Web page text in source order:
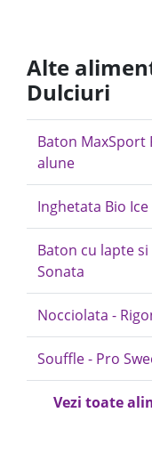
Alte
Dulciuri
Baton MaxSport
alune
Inghetata Bio
Baton cu lapte
Sonata
Nocciolata -
Souffle - Pro
Vezi toate